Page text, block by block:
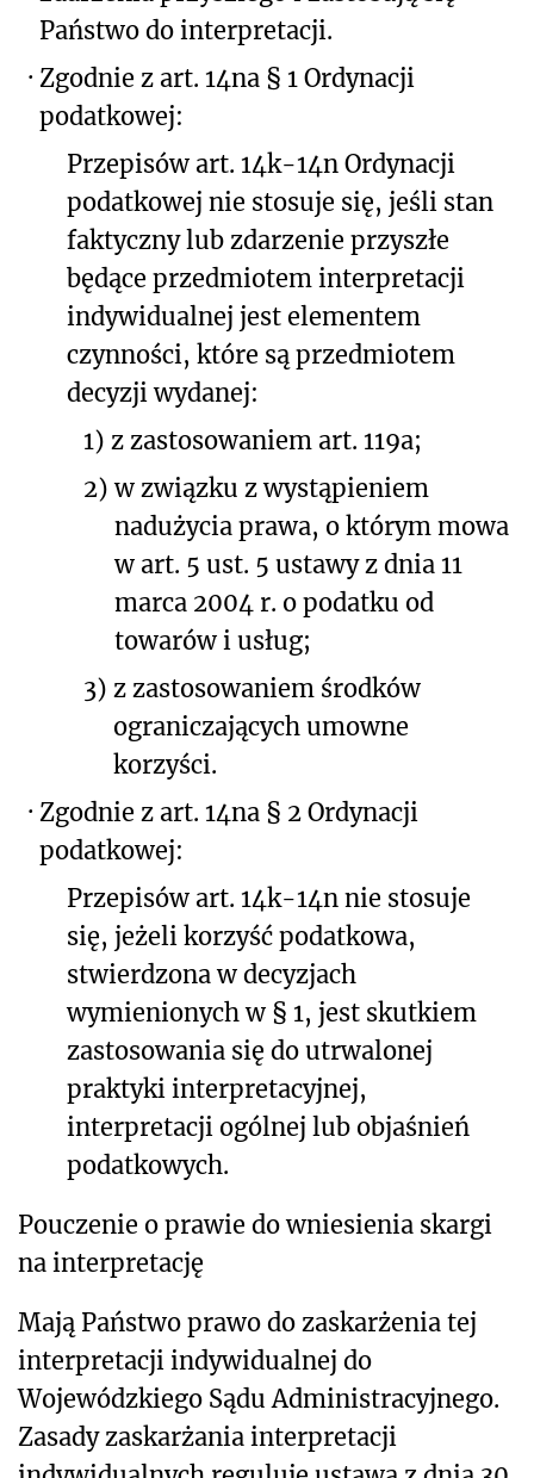
Państwo do interpretacji.
· Zgodnie z art. 14na § 1 Ordynacji
podatkowej:
Przepisów art. 14k-14n Ordynacji
podatkowej nie stosuje się, jeśli stan
faktyczny lub zdarzenie przyszłe
będące przedmiotem interpretacji
indywidualnej jest elementem
czynności, które są przedmiotem
decyzji wydanej:
1) z zastosowaniem art. 119a;
2) w związku z wystąpieniem
nadużycia prawa, o którym mowa
w art. 5 ust. 5 ustawy z dnia 11
marca 2004 r. o podatku od
towarów i usług;
3) z zastosowaniem środków
ograniczających umowne
korzyści.
· Zgodnie z art. 14na § 2 Ordynacji
podatkowej:
Przepisów art. 14k-14n nie stosuje
się, jeżeli korzyść podatkowa,
stwierdzona w decyzjach
wymienionych w § 1, jest skutkiem
zastosowania się do utrwalonej
praktyki interpretacyjnej,
interpretacji ogólnej lub objaśnień
podatkowych.
Pouczenie o prawie do wniesienia skargi
na interpretację
Mają Państwo prawo do zaskarżenia tej
interpretacji indywidualnej do
Wojewódzkiego Sądu Administracyjnego.
Zasady zaskarżania interpretacji